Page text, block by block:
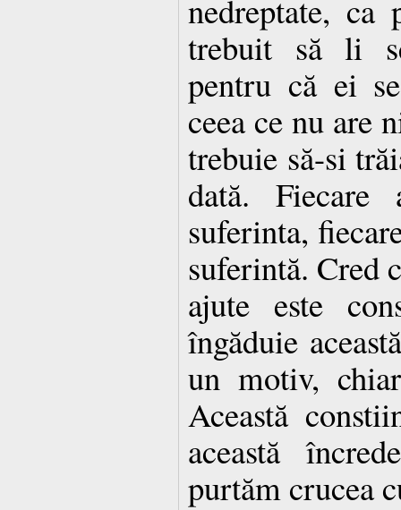
nedreptate,
trebuit să li
pentru că ei
ceea ce nu are
trebuie să-si
dată.
suferinta,
suferintă. Cred
ajute este
îngăduie
un motiv,
Această
această
purtăm crucea